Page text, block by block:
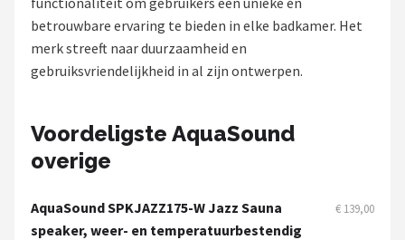
Teufel
ArtSound
AquaSound
Fenton
betrouwbare ervaring te bieden in elke badkamer. Het
merk streeft naar duurzaamheid en
gebruiksvriendelijkheid in al zijn ontwerpen.
Voordeligste AquaSound
overige
AquaSound SPKJAZZ175-W Jazz Sauna
speaker, weer- en temperatuurbestendig
€ 139,00